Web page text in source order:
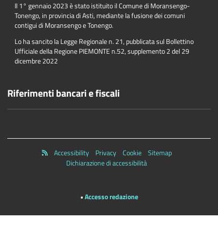
Il 1° gennaio 2023 è stato istituito il Comune di Moransengo-
Tonengo, in provincia di Asti, mediante la fusione dei comuni
contigui di Moransengo e Tonengo.
Lo ha sancito la Legge Regionale n. 21, pubblicata sul Bollettino
Ufficiale della Regione PIEMONTE n.52, supplemento 2 del 29
dicembre 2022
Riferimenti bancari e fiscali
Accessibility Privacy Cookie
Sitemap
Dichiarazione di accessibilità
•Accesso redazione